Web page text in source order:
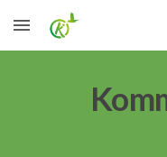
Skip to main content